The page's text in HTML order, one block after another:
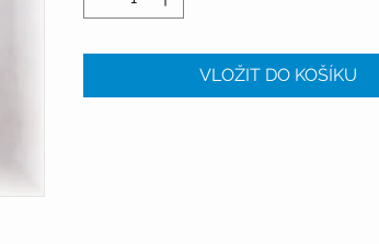
VLOŽIT DO KOŠÍKU